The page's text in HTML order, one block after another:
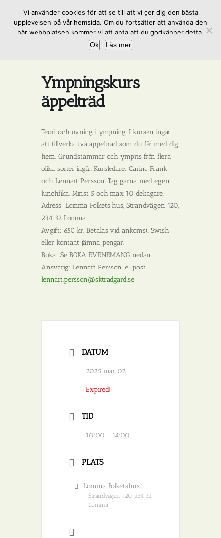
innehållet
Ympningskurs
äppelträd
Teori och övning i ympning. I kursen ingår
att tillverka två äppelträd som du får med dig
hem. Grundstammar och ympris från flera
olika sorter ingår. Kursledare: Carina Frank
och Lennart Persson. Tag gärna med egen
lunchfika. Minst 5 och max 10 deltagare.
Adress: Lomma Folkets hus, Strandvägen 120,
234 32 Lomma.
Avgift: 650 kr. Betalas vid ankomst. Swish
eller kontant jämna pengar.
Boka: Se BOKA EVENEMANG nedan.
Ansvarig: Lennart Persson, e-post
lennart.persson@sktradgard.se
DATUM
2025 mar 02
Expired!
TID
10:00 - 14:00
PLATS
Lomma Folketshus
Strandvägen 120, 234 32
Lomma
Vi använder cookies för att se till att vi ger dig den bästa
upplevelsen på vår hemsida. Om du fortsätter att använda den
här webbplatsen kommer vi att anta att du godkänner detta.
Ok
Läs mer